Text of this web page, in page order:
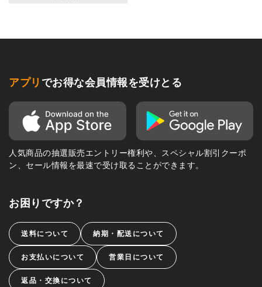
アプリ でお得な会員情報を受けとる
人気商品の抽選販売エントリー権利や、スペシャル割引クーポ
ン、セール情報を最速で受け取ることができます。
お困りですか？
送料について 納期・配送について
お支払いについて 営業日について
返品・交換について